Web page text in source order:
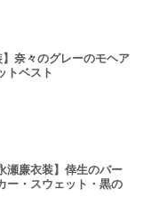
奈々のグレーのモヘア
トベスト
瀬廉衣装】倖生のバー
ー・スウェット・黒の